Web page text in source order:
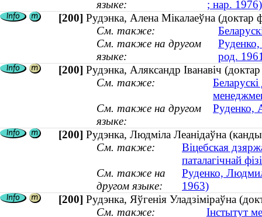
языке:
; нар. 1976)
[200] Рудэнка, Алена Мікалаеўна (доктар
См. также:
См. также на другом
языке:
род.
[200] Рудэнка, Аляксандр Іванавіч
См. также:
См. также на другом
языке:
Руденко,
[200] Рудэнка, Людміла Леанідаўна
См. также:
Віцебская
паталагічнай
См. также на
другом языке:
Руденко,
1963)
[200] Рудэнка, Яўгенія Уладзіміраўна
См. также:
Інстытут